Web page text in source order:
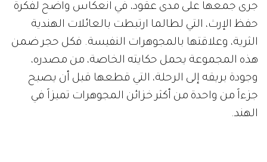
جرى جمعها على مدى عقود، في انعكاس واضح لفكرة
حفظ الإرث، التي لطالما ارتبطت بالعائلات الهندية
الثرية، وعلاقتها بالمجوهرات النفيسة. فكل حجر ضمن
هذه المجموعة يحمل حكايته الخاصة، من مصدره،
وجودة بريقه إلى الرحلة، التي قطعها قبل أن يصبح
جزءاً من واحدة من أكثر خزائن المجوهرات تميزاً في
الهند.